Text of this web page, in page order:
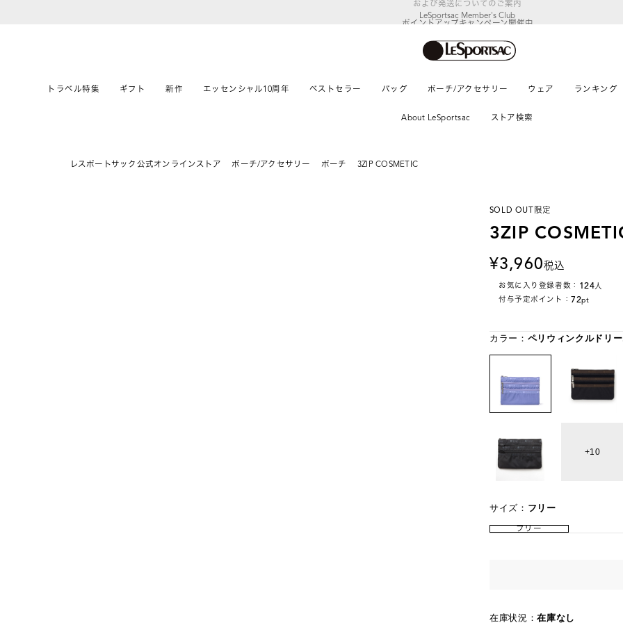
LeSportsac Member's Club
ポイントアップキャンペーン開催中
トラベル特集 ギフト 新作 エッセンシャル10周年 ベストセラー バッグ ポーチ/アクセサリー ウェア ランキング
About LeSportsac ストア検索
レスポートサック公式オンラインストア ポーチ/アクセサリー ポーチ 3ZIP COSMETIC
SOLD OUT 限定
3ZIP
3,960税込
お気に入り登録者数： 124人
付与予定ポイント：72pt
カラー： ペリウィンクルドリ
10
サイズ： フリー
フリー
在庫状況：在庫なし